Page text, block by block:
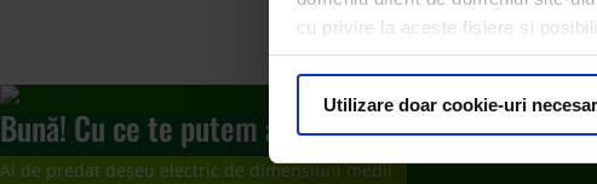
cu privire la aceste fișiere și
Utilizare doar cookie-uri
Bună! Cu ce te putem ajuta?
Ai de predat deșeu electric de dimensiuni medii